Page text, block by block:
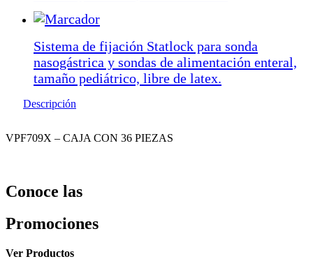
Sistema de fijación Statlock para sonda
nasogástrica y sondas de alimentación enteral,
tamaño pediátrico, libre de latex.
Descripción
VPF709X – CAJA CON 36 PIEZAS
Conoce las
Promociones
Ver Productos